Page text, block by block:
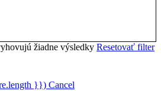
žiadne výsledky Resetovať filter
}}) Cancel